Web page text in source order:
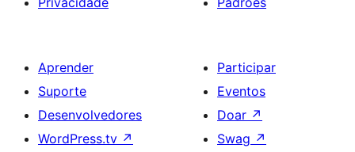
Aprender
Suporte
Desenvolvedores
WordPress.tv ↗
Participar
Eventos
Doar ↗
Swag ↗